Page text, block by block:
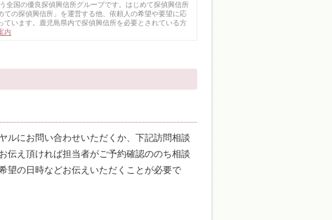
全国の優良探偵興信所グループです。はじめて探偵興信所
の探偵興信所」を運営する他、依頼人の希望や要望に応
ています。鹿児島県内で探偵興信所を必要とされている方
内
ルにお問い合わせいただくか、下記訪問相談
伝え頂ければ担当者がご予約確認ののち相談
望の日時などお伝えいただくことが必要で